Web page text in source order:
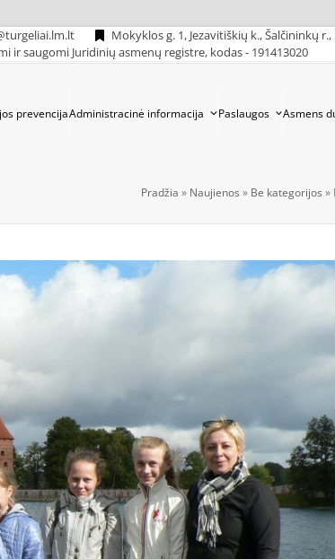
Mokyklos g. 1, Jezavitiškių k., Šalčininkų r.,
ir saugomi Juridinių asmenų registre, kodas - 191413020
prevencijaAdministracinė informacija Paslaugos Asmens
Pradžia » Naujienos » Be kategorijos »